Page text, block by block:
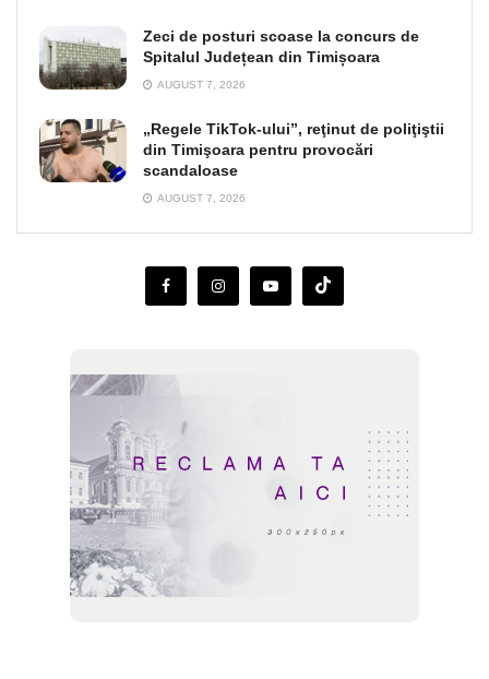
Zeci de posturi scoase la concurs de
Spitalul Județean din Timișoara
AUGUST 7, 2026
„Regele TikTok-ului”, reţinut de poliţiştii
din Timişoara pentru provocări
scandaloase
AUGUST 7, 2026